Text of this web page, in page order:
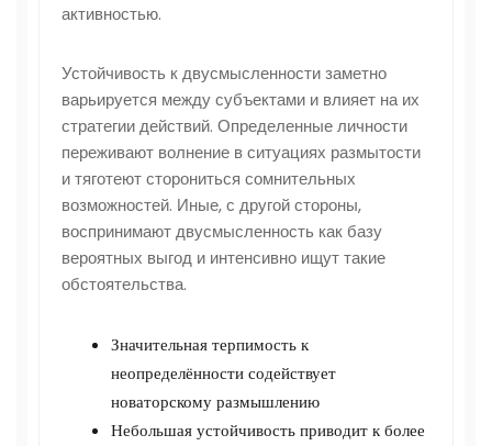
активностью.
Устойчивость к двусмысленности заметно
варьируется между субъектами и влияет на их
стратегии действий. Определенные личности
переживают волнение в ситуациях размытости
и тяготеют сторониться сомнительных
возможностей. Иные, с другой стороны,
воспринимают двусмысленность как базу
вероятных выгод и интенсивно ищут такие
обстоятельства.
Значительная терпимость к
неопределённости содействует
новаторскому размышлению
Небольшая устойчивость приводит к более